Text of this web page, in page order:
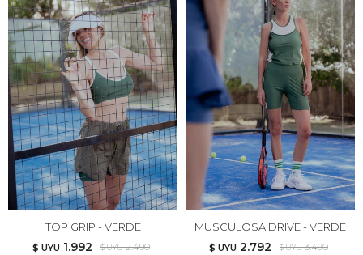
TOP GRIP - VERDE
$ UYU 1.992 $ UYU 2.490
MUSCULOSA DRIVE - VERDE
$ UYU 2.792 $ UYU 3.490